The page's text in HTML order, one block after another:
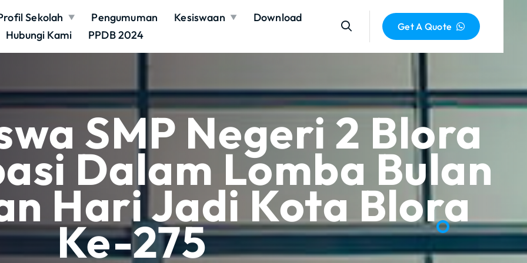
Sekolah Pengumuman Kesiswaan
Download
Hubungi Kami
PPDB 2024
Get A Quote
SMP Negeri 2 Blora
Dalam Lomba Bulan
Hari Jadi Kota Blora
Ke-275